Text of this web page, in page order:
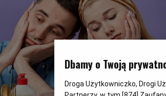
Dbamy o Twoją
Droga Użytkowniczko, Drogi